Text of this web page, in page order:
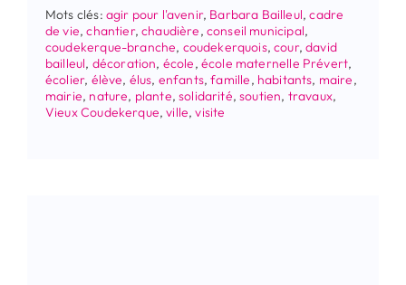
Mots clés: agir pour l'avenir, Barbara Bailleul,cadre
de vie,chantier,chaudière, conseil municipal,
coudekerque-branche, coudekerquois,cour,david
bailleul, décoration, école, école maternelle Prévert,
écolier, élève, élus, enfants,famille, habitants, maire,
mairie, nature, plante,solidarité,soutien, travaux,
Vieux Coudekerque,ville,visite